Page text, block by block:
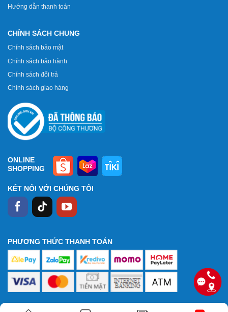
Hướng dẫn thanh toán
CHÍNH SÁCH CHUNG
Chính sách bảo mật
Chính sách bảo hành
Chính sách đổi trả
Chính sách giao hàng
ONLINE
SHOPPING
KẾT NỐI VỚI CHÚNG TÔI
PHƯƠNG THỨC THANH TOÁN